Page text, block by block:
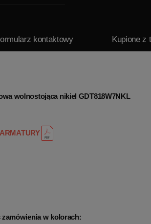
kontaktowy Kupione z
wolnostojąca nikiel GDT818W7NKL
zamówienia w kolorach: